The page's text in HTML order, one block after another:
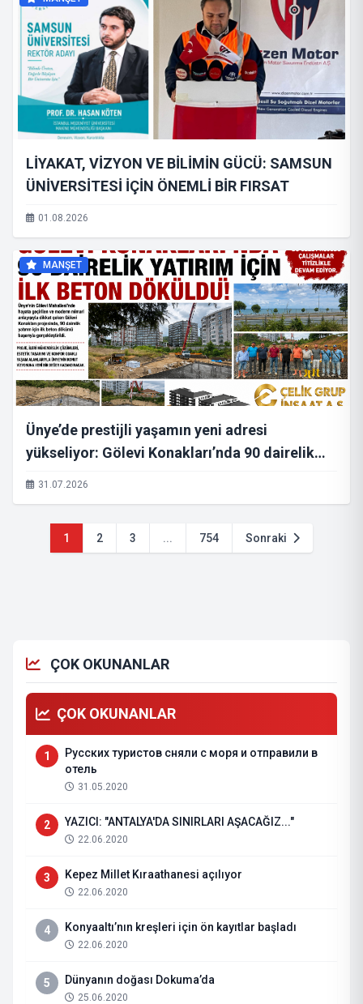
LİYAKAT, VİZYON VE BİLİMİN GÜCÜ: SAMSUN
ÜNİVERSİTESİ İÇİN ÖNEMLİ BİR FIRSAT
01.08.2026
MANŞET
Ünye’de prestijli yaşamın yeni adresi
yükseliyor: Gölevi Konakları’nda 90 dairelik
yatırım için ilk beton döküldü
31.07.2026
1 2 3 ... 754 Sonraki
ÇOK OKUNANLAR
ÇOK OKUNANLAR
1
Русских туристов сняли с моря и отправили в
отель
31.05.2020
2 YAZICI: "ANTALYA'DA SINIRLARI AŞACAĞIZ..."
22.06.2020
3 Kepez Millet Kıraathanesi açılıyor
22.06.2020
4 Konyaaltı’nın kreşleri için ön kayıtlar başladı
22.06.2020
5 Dünyanın doğası Dokuma’da
25.06.2020